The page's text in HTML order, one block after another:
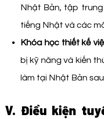
Nhật Bản, tập
tiếng Nhật và các
Khóa học thiết kế
bị kỹ năng và kiến
làm tại Nhật Bản
V. Điều kiện